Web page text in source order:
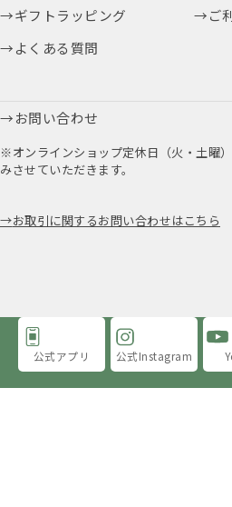
ギフトラッピング
ご
よくある質問
お問い合わせ
※オンラインショップ定休日（火・土曜
みさせていただきます。
お取引に関するお問い合わせはこちら
公式アプリ 公式Instagram